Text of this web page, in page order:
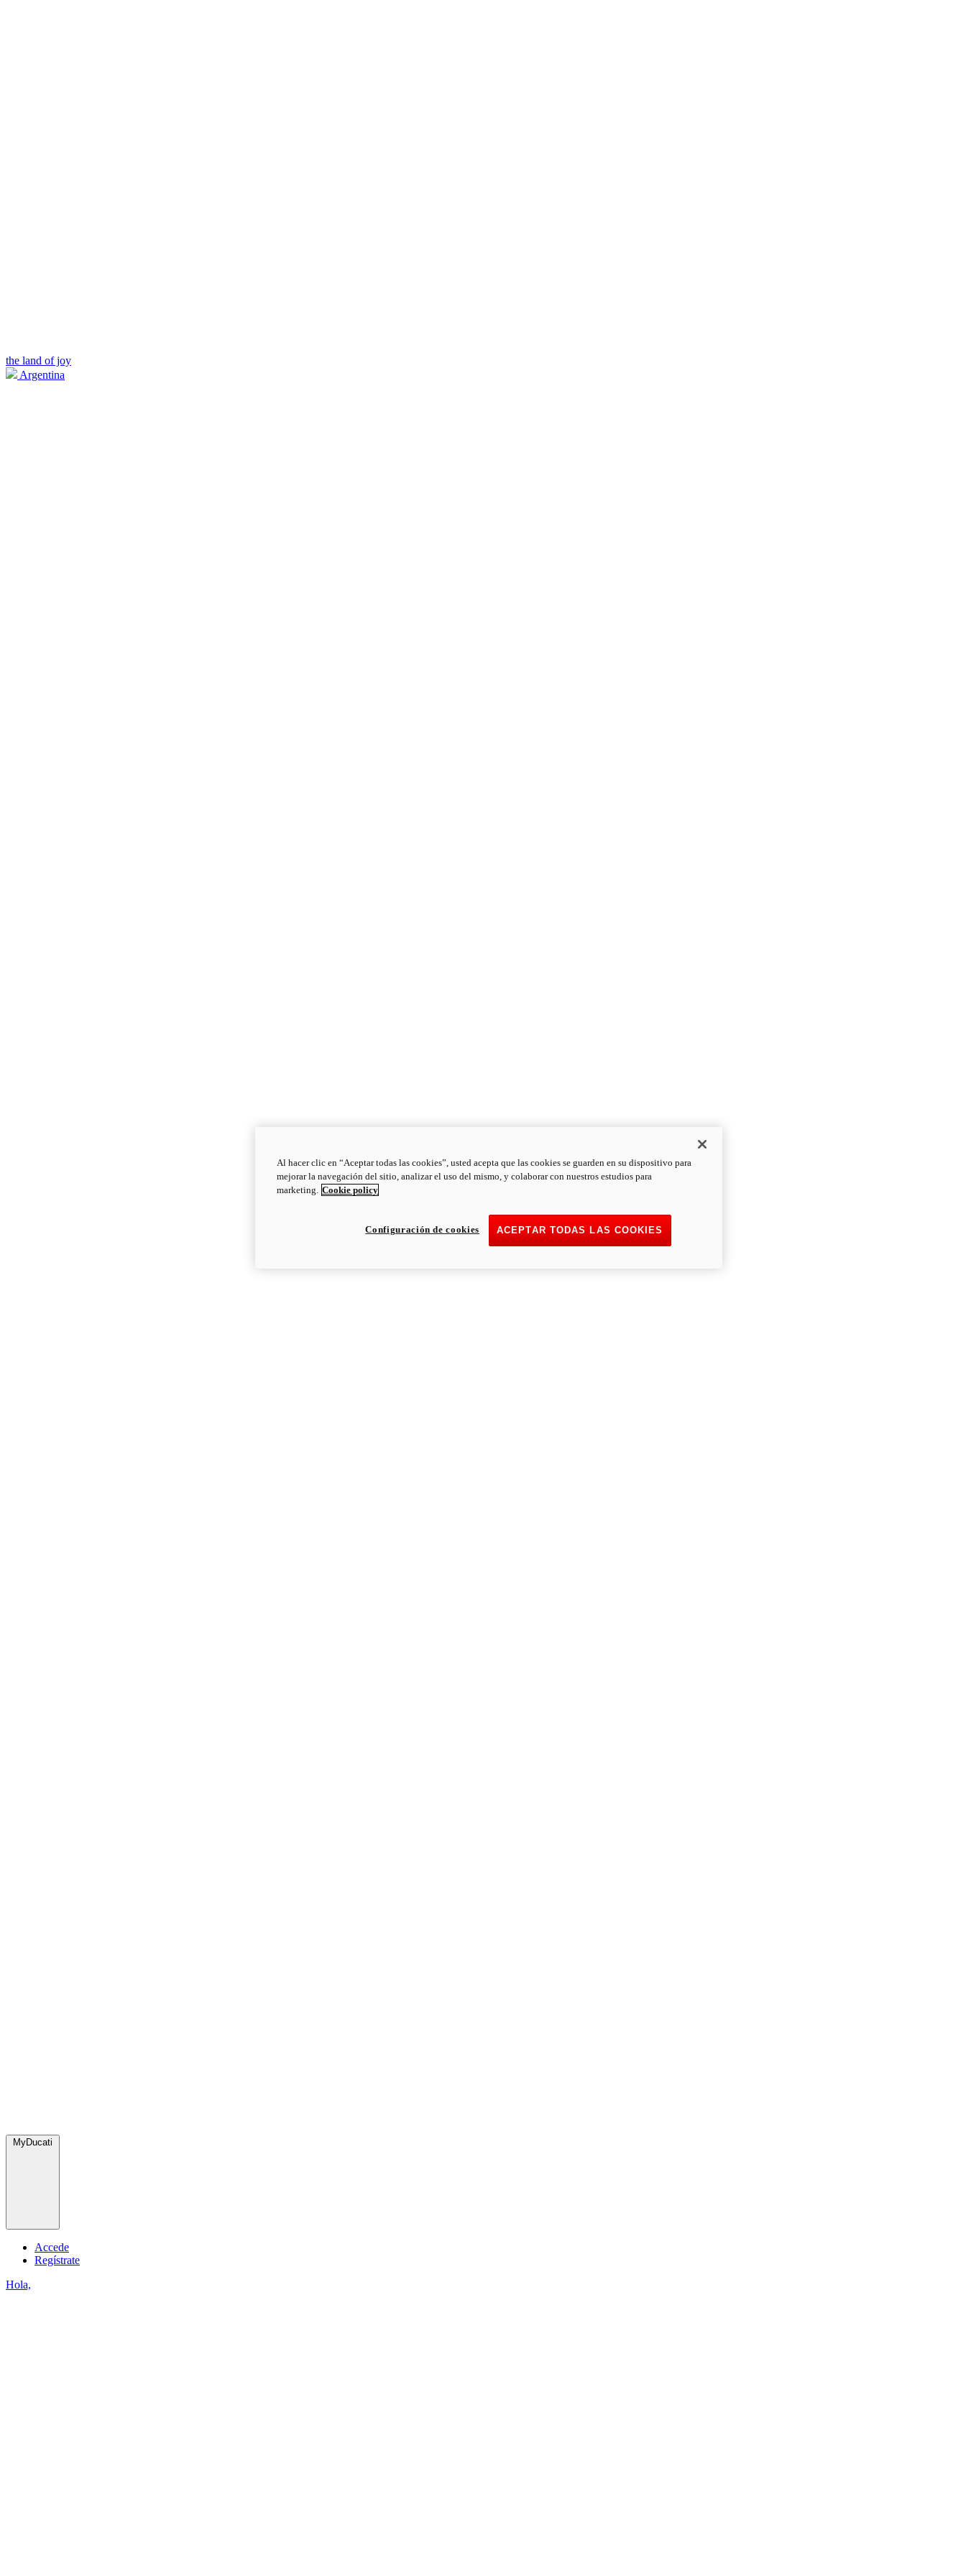
the land of joy
Argentina
MyDucati
Accede
Regístrate
Hola,
Al hacer clic en “Aceptar todas las cookies”, usted acepta que las cookies se guarden en su dispositivo para
mejorar la navegación del sitio, analizar el uso del mismo, y colaborar con nuestros estudios para
marketing. Cookie policy
ACEPTAR TODAS LAS COOKIES
Configuración de cookies